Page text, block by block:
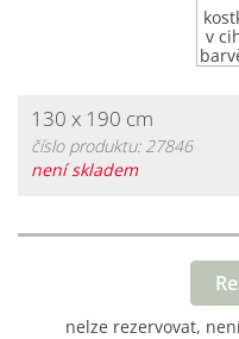
130 x 190 cm
číslo produktu: 27846
není skladem
nelze rezervovat,